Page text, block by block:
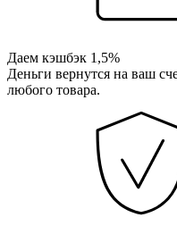
Даем кэшбэк 1,5%
Деньги вернутся на ваш
любого товара.